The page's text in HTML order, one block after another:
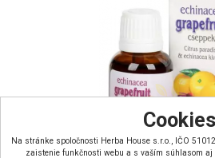
Cookies
Na stránke spoločnosti Herba House s.r.o., IČO
zaistenie funkčnosti webu a s vaším súhlasom aj